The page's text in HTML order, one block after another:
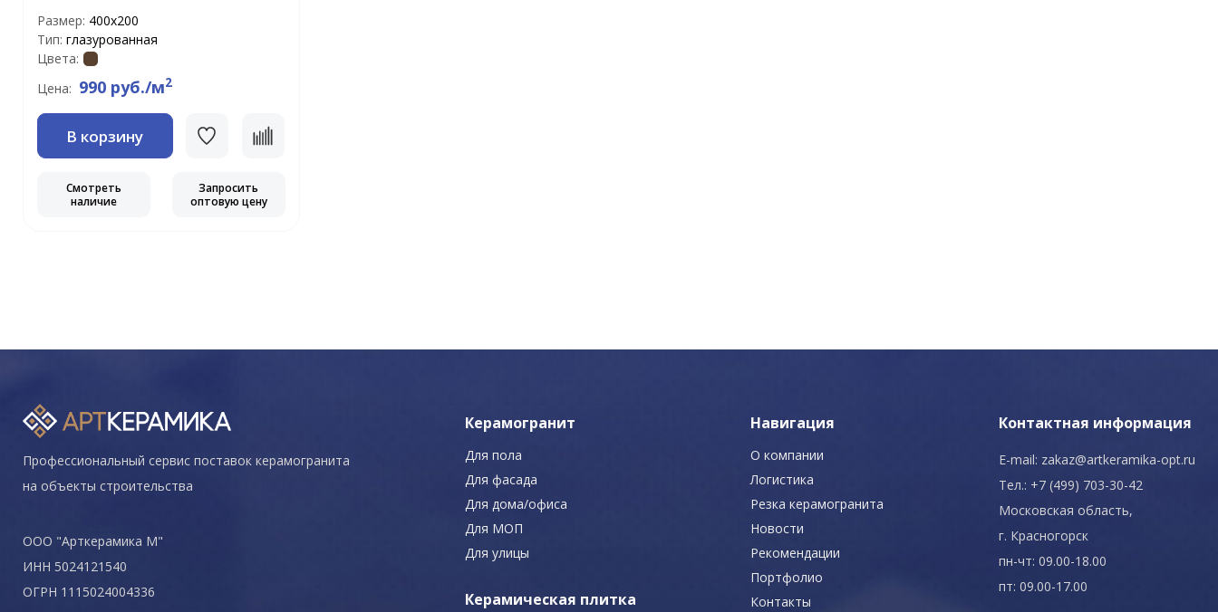
Размер: 400х200
Тип: глазурованная
Цвета:
Цена: 990 руб./м2
В корзину
Смотреть
наличие
Запросить
оптовую цену
Профессиональный сервис поставок керамогранита
на объекты строительства
ООО "Арткерамика М"
ИНН 5024121540
ОГРН 1115024004336
Керамогранит
Для пола
Для фасада
Для дома/офиса
Для МОП
Для улицы
Керамическая плитка
Навигация
О компании
Логистика
Резка керамогранита
Новости
Рекомендации
Портфолио
Контакты
Контактная информация
E-mail: zakaz@artkeramika-opt.ru
Тел.: +7 (499) 703-30-42
Московская область,
г. Красногорск
пн-чт: 09.00-18.00
пт: 09.00-17.00